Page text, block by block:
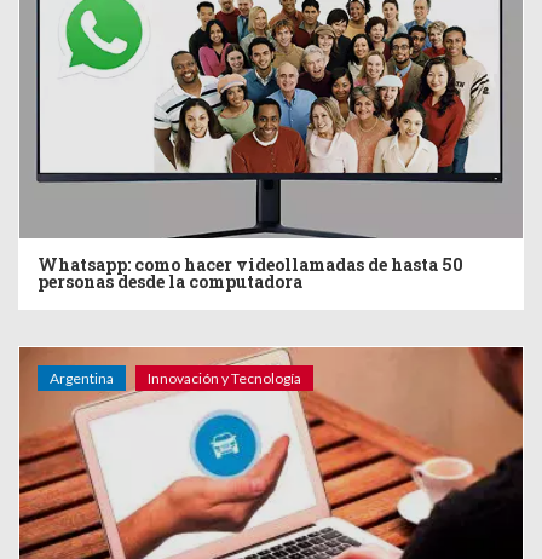
Whatsapp: como hacer videollamadas de hasta 50
personas desde la computadora
Argentina Innovación y Tecnología